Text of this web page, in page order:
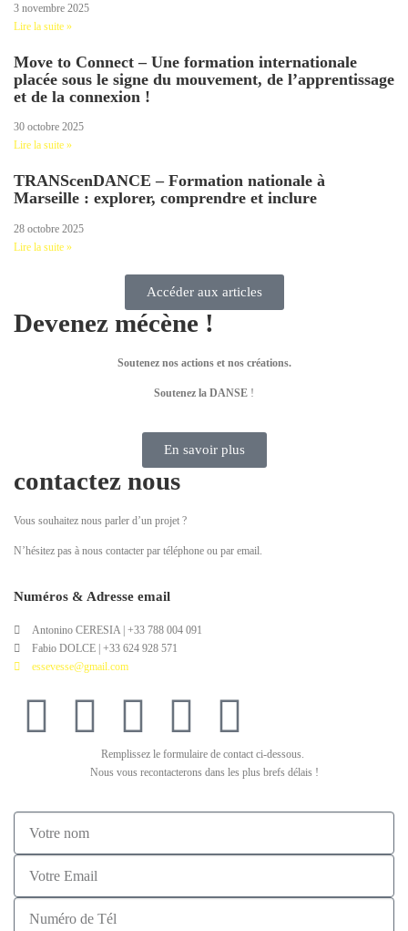
3 novembre 2025
Lire la suite »
Move to Connect – Une formation internationale
placée sous le signe du mouvement, de l’apprentissage
et de la connexion !
30 octobre 2025
Lire la suite »
TRANScenDANCE – Formation nationale à
Marseille : explorer, comprendre et inclure
28 octobre 2025
Lire la suite »
Accéder aux articles
Devenez mécène !
Soutenez nos actions et nos créations.
Soutenez la DANSE !
En savoir plus
contactez nous
Vous souhaitez nous parler d’un projet ?
N’hésitez pas à nous contacter par téléphone ou par email.
Numéros & Adresse email
Antonino CERESIA | +33 788 004 091
Fabio DOLCE | +33 624 928 571
essevesse@gmail.com
Remplissez le formulaire de contact ci-dessous.
Nous vous recontacterons dans les plus brefs délais !